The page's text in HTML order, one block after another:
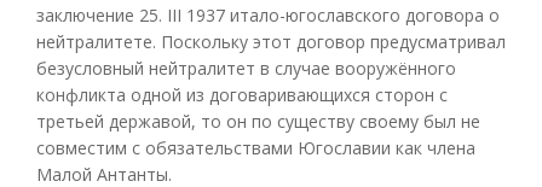
заключение 25. III 1937 итало-югославского договора о
нейтралитете. Поскольку этот договор предусматривал
безусловный нейтралитет в случае вооружённого
конфликта одной из договаривающихся сторон с
третьей державой, то он по существу своему был не
совместим с обязательствами Югославии как члена
Малой Антанты.